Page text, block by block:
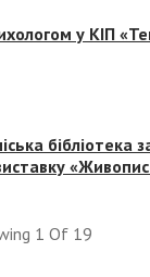
у КІП
бібліотека
1 Of 19